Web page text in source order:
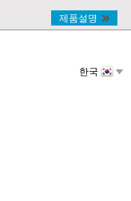
제품설명
한국